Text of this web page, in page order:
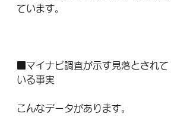
ています。
■マイナビ調査が示す見落とされて
いる事実
こんなデータがあります。